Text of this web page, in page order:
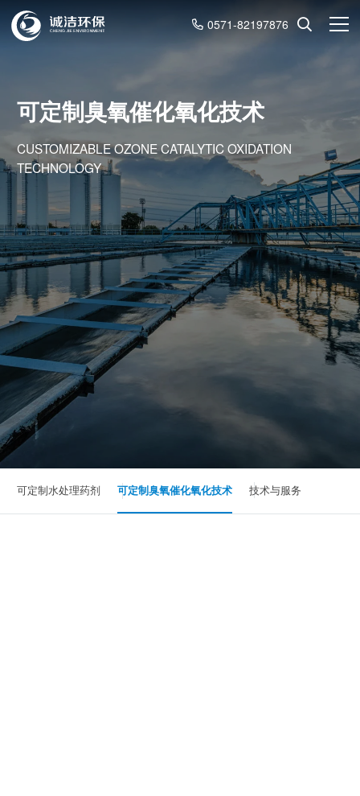
0571-82197876
可定制臭氧催化氧化技术
CUSTOMIZABLE OZONE CATALYTIC OXIDATION
TECHNOLOGY
可定制水处理药剂 可定制臭氧催化氧化技术 技术与服务